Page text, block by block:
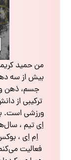
من حمید
بیش از سه
جسم، ذهن
ترکیبی از
ورزشی است.
اِی تیم ،
اِم اِی ،
فعالیت